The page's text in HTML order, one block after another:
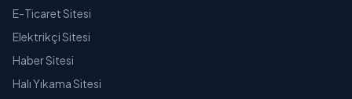
E-Ticaret Sitesi
Elektrikçi Sitesi
Haber Sitesi
Halı Yıkama Sitesi